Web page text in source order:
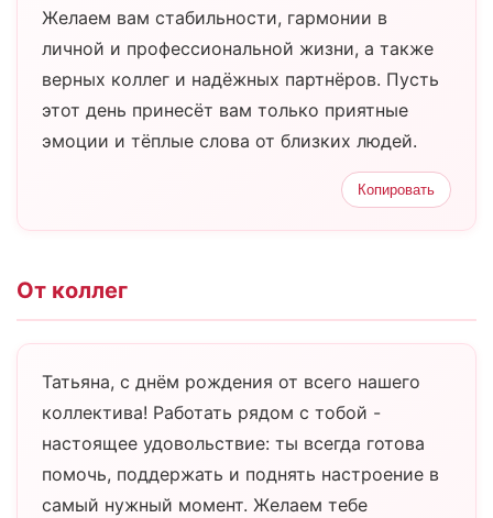
Желаем вам стабильности, гармонии в
личной и профессиональной жизни, а также
верных коллег и надёжных партнёров. Пусть
этот день принесёт вам только приятные
эмоции и тёплые слова от близких людей.
Копировать
От коллег
Татьяна, с днём рождения от всего нашего
коллектива! Работать рядом с тобой -
настоящее удовольствие: ты всегда готова
помочь, поддержать и поднять настроение в
самый нужный момент. Желаем тебе